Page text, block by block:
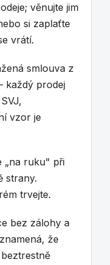
věnujte jim
si zaplaťte
vrátí.
smlouva z
každý prodej
vzor je
„na ruku" při
strany.
trvejte.
bez zálohy a
že